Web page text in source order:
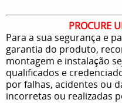
PROCURE
Para a sua segurança e
garantia do produto,
montagem e instalação
qualificados e
por falhas, acidentes ou
incorretas ou realizadas